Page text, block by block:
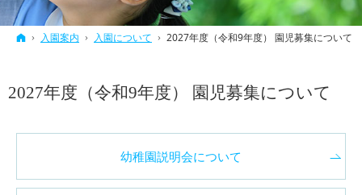
ホーム
入園案内 入園について 2027年度（令和9年度） 園児募集について
2027年度（令和9年度） 園児募集について
幼稚園説明会について